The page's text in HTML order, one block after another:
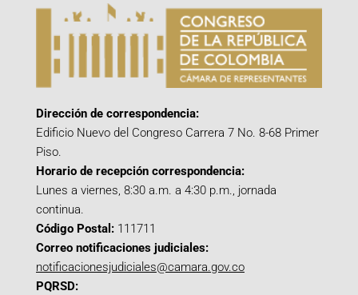
Dirección de correspondencia:
Edificio Nuevo del Congreso Carrera 7 No. 8-68 Primer
Piso.
Horario de recepción correspondencia:
Lunes a viernes, 8:30 a.m. a 4:30 p.m., jornada
continua.
Código Postal: 111711
Correo notificaciones judiciales:
notificacionesjudiciales@camara.gov.co
PQRSD: